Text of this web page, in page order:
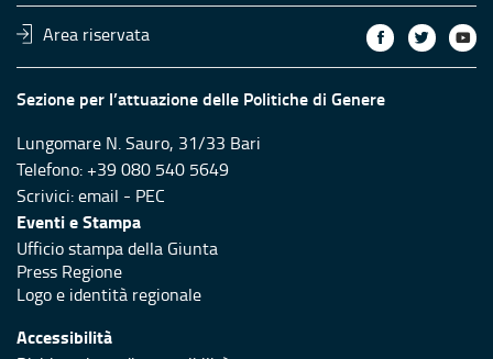
Area riservata
Sezione per l’attuazione delle Politiche di Genere
Lungomare N. Sauro, 31/33 Bari
Telefono: +39 080 540 5649
Scrivici:email - PEC
Eventi e Stampa
Ufficio stampa della Giunta
Press Regione
Logo e identità regionale
Accessibilità